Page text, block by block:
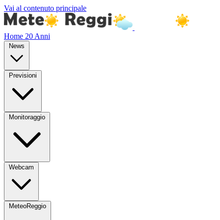
Vai al contenuto principale
Home 20 Anni
News
Previsioni
Monitoraggio
Webcam
MeteoReggio